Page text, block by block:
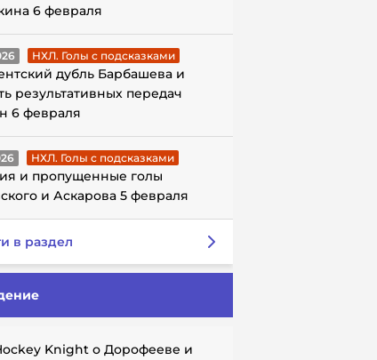
6 февраля
НХЛ. Голы с подсказками
дубль Барбашева и
результативных передач
6 февраля
НХЛ. Голы с подсказками
и пропущенные голы
и Аскарова 5 февраля
в раздел
Knight о Дорофееве и